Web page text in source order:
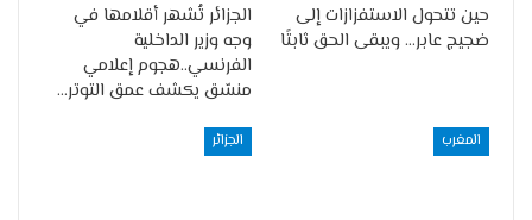
حين تتحول الاستفزازات إلى
ضجيج عابر… ويبقى الحق ثابتًا
الجزائر تُشهر أقلامها في
وجه وزير الداخلية
الفرنسي..هجوم إعلامي
منسّق يكشف عمق التوتر…
المغرب الجزائر